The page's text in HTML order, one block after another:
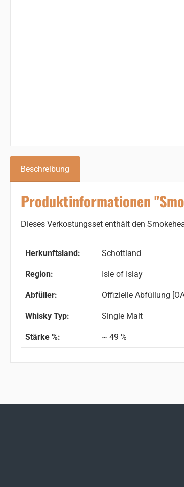
Beschreibung
Produktinformationen
Dieses Verkostungsset enthält den
Herkunftsland: Schottland
Region: Isle of Islay
Abfüller: Offizielle Abfüllung
Whisky Typ: Single Malt
Stärke %: ~ 49 %